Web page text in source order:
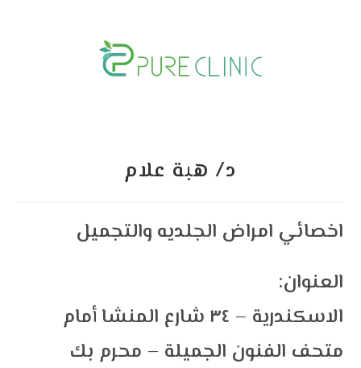
د/ هبة علام
اخصائي امراض الجلديه والتجميل
:العنوان
الاسكندرية – ٣٤ شارع المنشا أمام
متحف الفنون الجميلة – محرم بك